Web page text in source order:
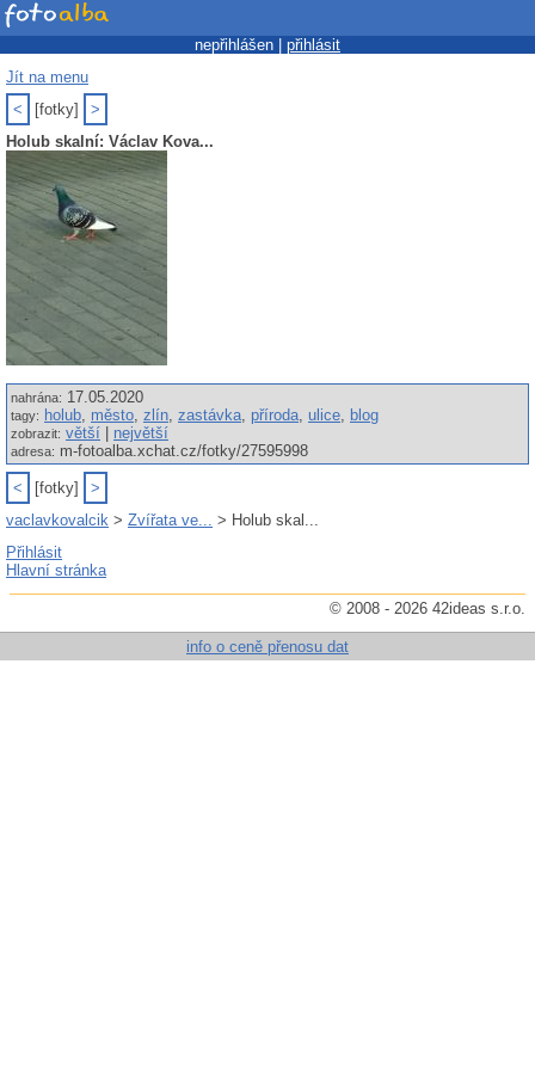
nepřihlášen | přihlásit
Jít na menu
<
[fotky]
>
Holub skalní: Václav Kova...
nahrána: 17.05.2020
tagy: holub, město, zlín, zastávka, příroda, ulice, blog
zobrazit: větší největší
adresa: m-fotoalba.xchat.cz/fotky/27595998
< [fotky]
>
vaclavkovalcik > Zvířata ve... > Holub skal...
Přihlásit
Hlavní stránka
© 2008 - 2026 42ideas s.r.o.
info o ceně přenosu dat